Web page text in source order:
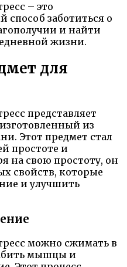
– это
заботиться о
и найти
жизни.
для
представляет
из
Этот предмет стал
простоте и
на свою простоту, он
свойств, которые
и улучшить
можно сжимать в
мышцы и